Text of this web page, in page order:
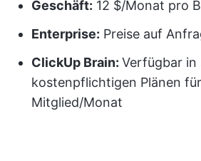
Geschäft: 12 $/Monat pro
Enterprise: Preise auf
ClickUp Brain: Verfügbar in
kostenpflichtigen Plänen
Mitglied/Monat